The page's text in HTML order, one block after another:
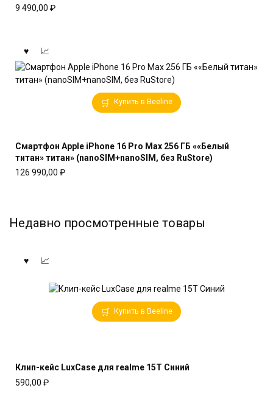
9 490,00 ₽
Купить в Beeline
Смартфон Apple iPhone 16 Pro Max 256 ГБ ««Белый
титан» титан» (nanoSIM+nanoSIM, без RuStore)
126 990,00 ₽
Недавно просмотренные товары
Купить в Beeline
Клип-кейс LuxCase для realme 15T Синий
590,00 ₽